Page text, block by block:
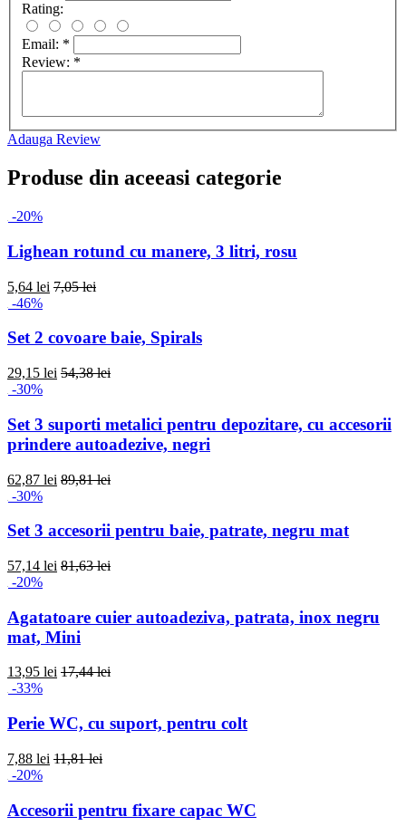
Rating:
Email: *
Review: *
Adauga Review
Produse din aceeasi categorie
-20%
Lighean rotund cu manere, 3 litri, rosu
5,64 lei 7,05 lei
-46%
Set 2 covoare baie, Spirals
29,15 lei 54,38 lei
-30%
Set 3 suporti metalici pentru depozitare, cu accesorii
prindere autoadezive, negri
62,87 lei 89,81 lei
-30%
Set 3 accesorii pentru baie, patrate, negru mat
57,14 lei 81,63 lei
-20%
Agatatoare cuier autoadeziva, patrata, inox negru
mat, Mini
13,95 lei 17,44 lei
-33%
Perie WC, cu suport, pentru colt
7,88 lei 11,81 lei
-20%
Accesorii pentru fixare capac WC